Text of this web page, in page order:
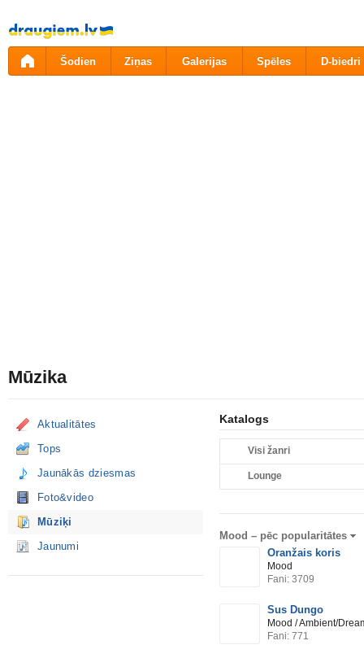
Pāriet
uz
saturu
Šodien Ziņas Galerijas Spēles D-biedri
Mūzika
Aktualitātes
Tops
Jaunākās dziesmas
Foto&video
Mūziķi
Jaunumi
Katalogs
Visi žanri
Lounge
Mood – pēc popularitātes
Oranžais koris
Mood
Fani: 3709
Sus Dungo
Mood / Ambient/
Fani: 771